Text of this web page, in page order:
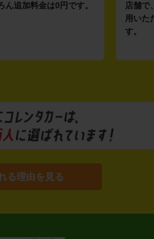
ん追加料金は0円です。
店舗で
用いた
す。
る理由を見る